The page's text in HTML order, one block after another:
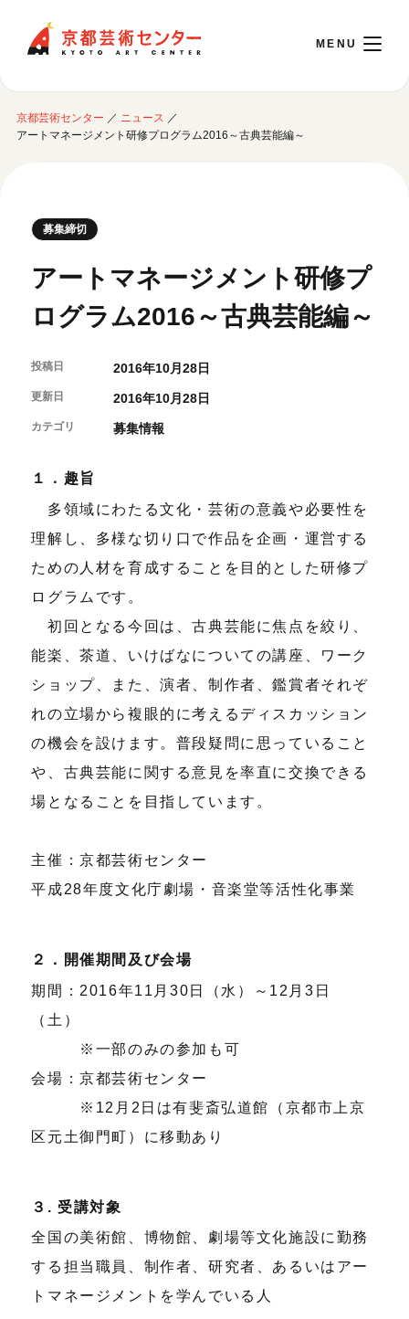
English
※チケット窓口は18:00まで／ギャラリー・図書室・情報コーナーは20:00まで／カ
ご利用案内
交通アクセス
図書室・情報コーナー
取材／視察・見学／撮影
イベントに参加する
月間スケジュール
センターのプログラム・事業
制作室を使う
制作室について
制作室の使用方法・募集要項
制作室の設備
公募情報
ボランティア・サポーター
ボランティア
KACサポーター
京都芸術センターについて
京都芸術センターってどんなところ？
京都芸術センターの歩み
概要・理念・運営体制
チケット情報
お問い合わせ
閲覧支援
サイトポリシー&プライバシーポリシー
オフィシャルSNS
京都芸術センター ／ ニュース ／
アートマネージメント研修プログラム2016～古典芸能編～
募集締切
アートマネージメント研修プ
ログラム2016～古典芸能編～
投稿日 2016年10月28日
更新日 2016年10月28日
カテゴリ 募集情報
１．趣旨
多領域にわたる文化・芸術の意義や必要性を
理解し、多様な切り口で作品を企画・運営する
ための人材を育成することを目的とした研修プ
ログラムです。
初回となる今回は、古典芸能に焦点を絞り、
能楽、茶道、いけばなについての講座、ワーク
ショップ、また、演者、制作者、鑑賞者それぞ
れの立場から複眼的に考えるディスカッション
の機会を設けます。普段疑問に思っていること
や、古典芸能に関する意見を率直に交換できる
場となることを目指しています。
主催：京都芸術センター
平成28年度文化庁劇場・音楽堂等活性化事業
２．開催期間及び会場
期間：2016年11月30日（水）～12月3日
（土）
※一部のみの参加も可
会場：京都芸術センター
※12月2日は有斐斎弘道館（京都市上京
区元土御門町）に移動あり
３. 受講対象
全国の美術館、博物館、劇場等文化施設に勤務
する担当職員、制作者、研究者、あるいはアー
トマネージメントを学んでいる人